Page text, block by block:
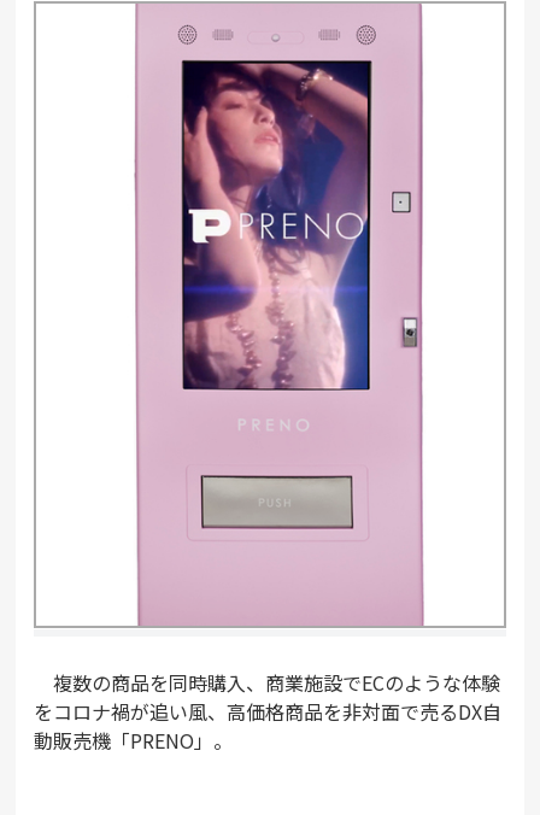
複数の商品を同時購入、商業施設でECのような体験
をコロナ禍が追い風、高価格商品を非対面で売るDX自
動販売機「PRENO」。